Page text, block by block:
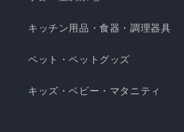
キッチン用品・食器・調理器具
ペット・ペットグッズ
キッズ・ベビー・マタニティ